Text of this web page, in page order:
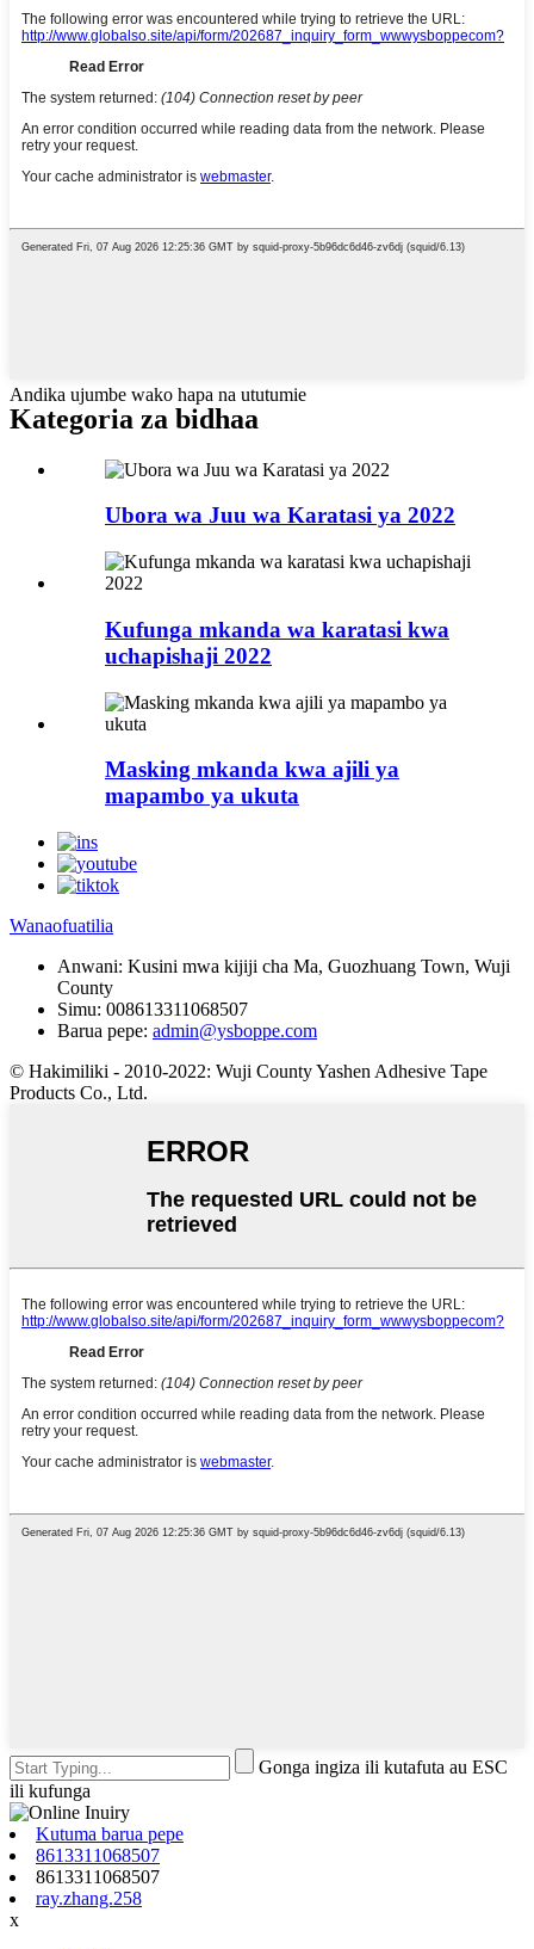
Andika ujumbe wako hapa na ututumie
Kategoria za bidhaa
Ubora wa Juu wa Karatasi ya 2022
Kufunga mkanda wa karatasi kwa
uchapishaji 2022
Masking mkanda kwa ajili ya
mapambo ya ukuta
Wanaofuatilia
Anwani: Kusini mwa kijiji cha Ma, Guozhuang Town, Wuji
County
Simu: 008613311068507
Barua pepe: admin@ysboppe.com
© Hakimiliki - 2010-2022: Wuji County Yashen Adhesive Tape
Products Co., Ltd.
Gonga ingiza ili kutafuta au ESC
ili kufunga
Kutuma barua pepe
8613311068507
8613311068507
ray.zhang.258
x